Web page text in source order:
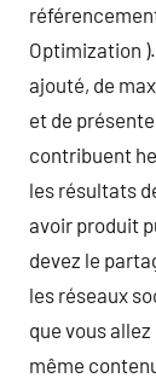
Optimization
ajouté, de
et de
contribuent
les résultats
avoir produit
devez le
les réseaux
que vous
même